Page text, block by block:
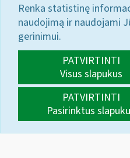
Renka statistinę
naudojimą ir naudojami
gerinimui.
PATVIRTINTI
Visus slapukus
PATVIRTINTI
Pasirinktus